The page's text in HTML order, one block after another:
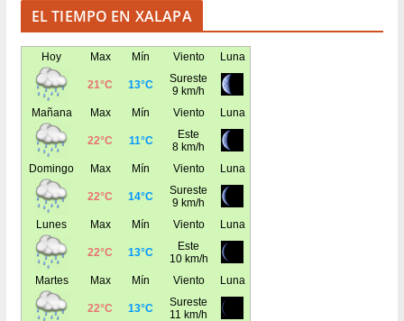
EL TIEMPO EN XALAPA